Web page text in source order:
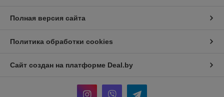
Полная версия сайта
Политика обработки cookies
Сайт создан на платформе Deal.by